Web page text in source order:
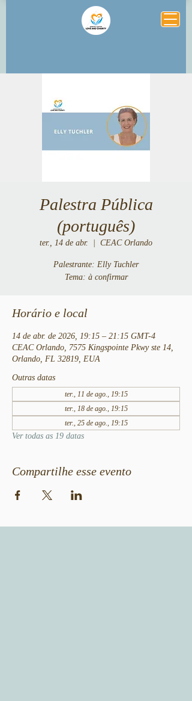
Palestra Pública
(português)
ter., 14 de abr. CEAC Orlando
Palestrante: Elly Tuchler
Tema: à confirmar
Horário e local
14 de abr. de 2026, 19:15 – 21:15 GMT-4
CEAC Orlando, 7575 Kingspointe Pkwy ste 14,
Orlando, FL 32819, EUA
Outras datas
ter., 11 de ago., 19:15
ter., 18 de ago., 19:15
ter., 25 de ago., 19:15
Ver todas as 19 datas
Compartilhe esse evento